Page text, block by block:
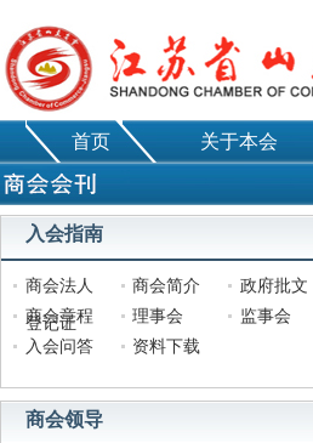
首页 关于本会
入会指南
商会法人
登记证
商会简介
政府批文
商会章程
理事会
监事会
入会问答
资料下载
商会领导